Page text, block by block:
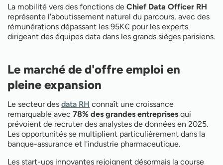
La mobilité vers des fonctions de Chief Data Officer RH
représente l'aboutissement naturel du parcours, avec des
rémunérations dépassant les 95K€ pour les experts
dirigeant des équipes data dans les grands sièges parisiens.
Le marché de d'offre emploi en
pleine expansion
Le secteur des data RH connaît une croissance
remarquable avec 78% des grandes entreprises qui
prévoient de recruter des analystes de données en 2025.
Les opportunités se multiplient particulièrement dans la
banque-assurance et l'industrie pharmaceutique.
Les start-ups innovantes rejoignent désormais la course